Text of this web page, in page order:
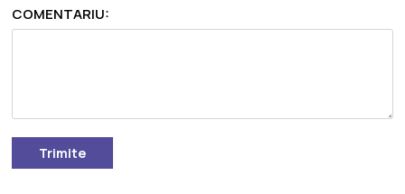
COMENTARIU:
Trimite